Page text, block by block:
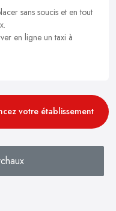
sans soucis et en tout
en ligne un taxi à
votre établissement